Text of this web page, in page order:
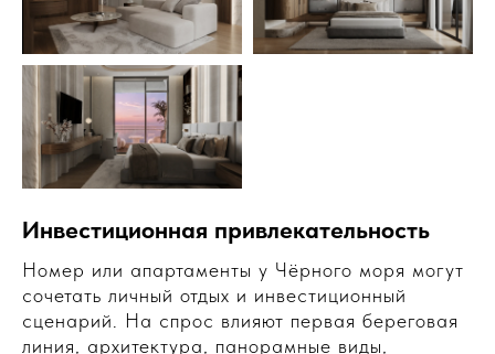
Инвестиционная привлекательность
Номер или апартаменты у Чёрного моря могут
сочетать личный отдых и инвестиционный
сценарий. На спрос влияют первая береговая
линия, архитектура, панорамные виды,